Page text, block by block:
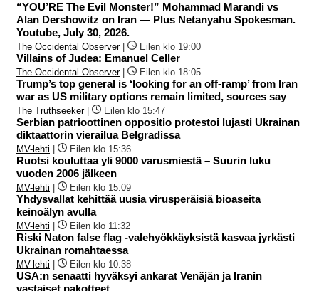
“YOU’RE The Evil Monster!” Mohammad Marandi vs
Alan Dershowitz on Iran — Plus Netanyahu Spokesman.
Youtube, July 30, 2026.
The Occidental Observer| Eilen klo 19:00
Villains of Judea: Emanuel Celler
The Occidental Observer| Eilen klo 18:05
Trump’s top general is ‘looking for an off-ramp’ from Iran
war as US military options remain limited, sources say
The Truthseeker| Eilen klo 15:47
Serbian patrioottinen oppositio protestoi lujasti Ukrainan
diktaattorin vierailua Belgradissa
MV-lehti Eilen klo 15:36
Ruotsi kouluttaa yli 9000 varusmiestä – Suurin luku
vuoden 2006 jälkeen
MV-lehti Eilen klo 15:09
Yhdysvallat kehittää uusia virusperäisiä bioaseita
keinoälyn avulla
MV-lehti Eilen klo 11:32
Riski Naton false flag -valehyökkäyksistä kasvaa jyrkästi
Ukrainan romahtaessa
MV-lehti Eilen klo 10:38
USA:n senaatti hyväksyi ankarat Venäjän ja Iranin